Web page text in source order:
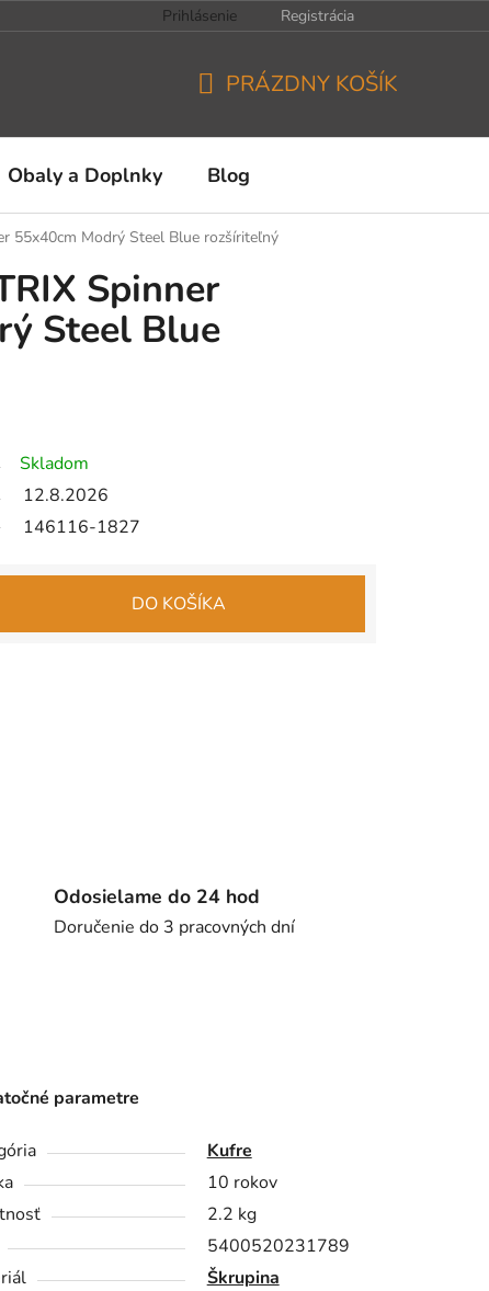
Prihlásenie Registrácia
KOŠÍK
PRÁZDNY KOŠÍK
Obaly a Doplnky Blog
55x40cm Modrý Steel Blue rozšíriteľný
Spinner
Steel Blue
Skladom
12.8.2026
146116-1827
DO KOŠÍKA
Odosielame do 24 hod
Doručenie do 3 pracovných dní
parametre
Kufre
10 rokov
2.2 kg
5400520231789
Škrupina